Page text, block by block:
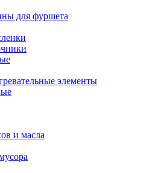
для фуршета
элементы
и масла